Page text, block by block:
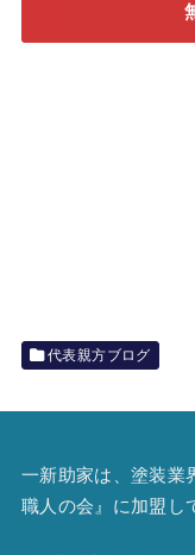
代表親方ブログ
一新助家は、塗装業
職人の会 』に加盟し